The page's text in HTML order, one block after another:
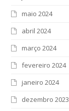
maio 2024
abril 2024
março 2024
fevereiro 2024
janeiro 2024
dezembro 2023